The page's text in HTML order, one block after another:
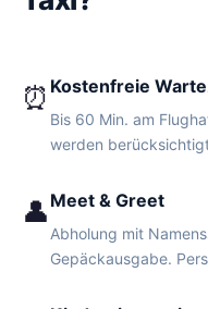
⏰ Kostenfreie
Bis 60 Min. am
werden
👤 Meet & Greet
Abholung mit
Gepäckausgabe.